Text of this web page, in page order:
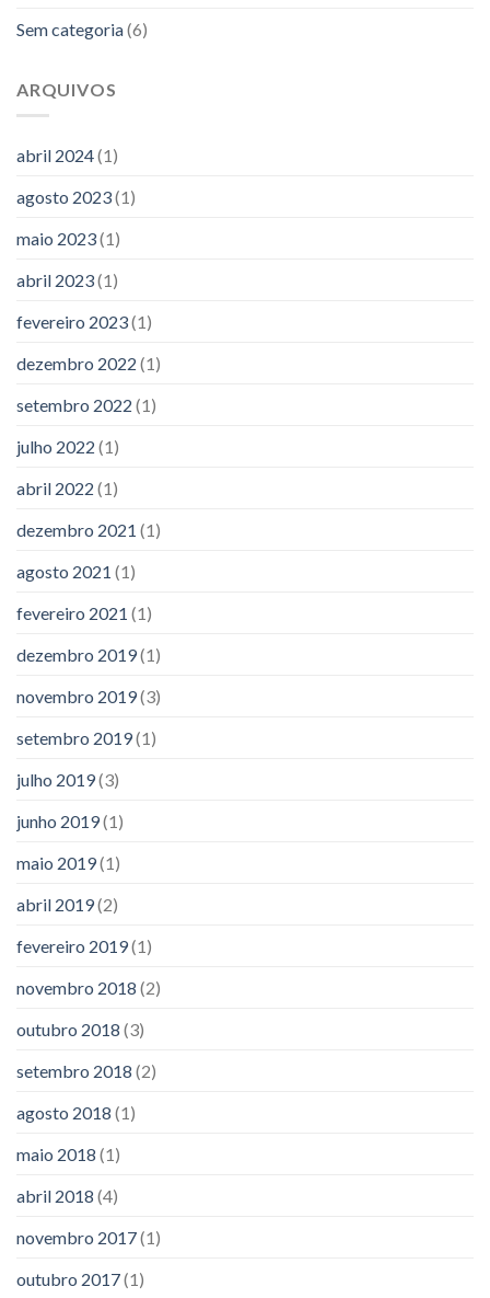
Sem categoria(6)
ARQUIVOS
abril 2024(1)
agosto 2023(1)
maio 2023(1)
abril 2023(1)
fevereiro 2023(1)
dezembro 2022 (1)
setembro 2022 (1)
julho 2022 (1)
abril 2022 (1)
dezembro 2021 (1)
agosto 2021 (1)
fevereiro 2021 (1)
dezembro 2019(1)
novembro 2019(3)
setembro 2019(1)
julho 2019(3)
junho 2019(1)
maio 2019(1)
abril 2019(2)
fevereiro 2019(1)
novembro 2018 (2)
outubro 2018 (3)
setembro 2018 (2)
agosto 2018 (1)
maio 2018 (1)
abril 2018 (4)
novembro 2017(1)
outubro 2017(1)